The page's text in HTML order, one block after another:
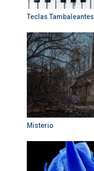
Teclas Tambaleantes
Misterio